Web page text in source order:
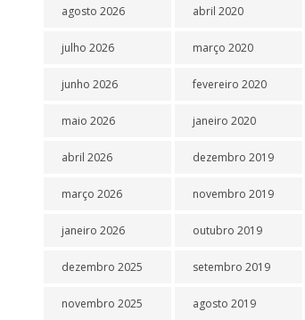
agosto 2026
julho 2026
junho 2026
maio 2026
abril 2026
março 2026
janeiro 2026
dezembro 2025
novembro 2025
abril 2020
março 2020
fevereiro 2020
janeiro 2020
dezembro 2019
novembro 2019
outubro 2019
setembro 2019
agosto 2019